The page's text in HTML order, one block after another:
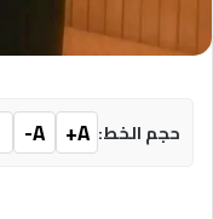
حجم الخط: A+
A-